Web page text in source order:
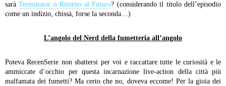
saràTerminator o Ritorno al Futuro? (considerando il titolo dell’episodio
come un indizio, chissà, forse la seconda…)
L’angolo del Nerd della fumetteria all’angolo
Poteva RecenSerie non sbattersi per voi e raccattare tutte le curiosità e le
ammiccate d’occhio per questa incarnazione live-action della città più
malfamata dei fumetti? Ma certo che no, doveva eccome! Per la gioia dei